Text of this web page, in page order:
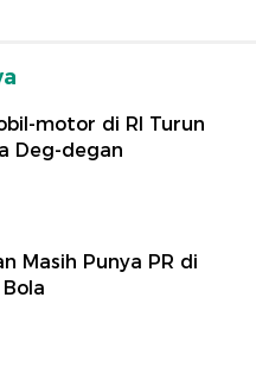
motor di RI Turun
Deg-degan
Masih Punya PR di